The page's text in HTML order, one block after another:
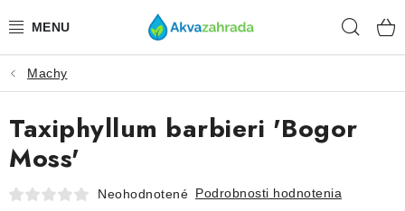
na
TECHNIKA
HNOJIVÁ
VODA
Machy
Taxiphyllum barbieri 'Bogor
Moss'
Neohodnotené Podrobnosti hodnotenia